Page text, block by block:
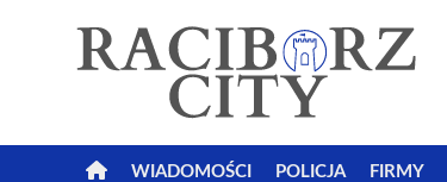
WIADOMOŚCI POLICJA FIRMY